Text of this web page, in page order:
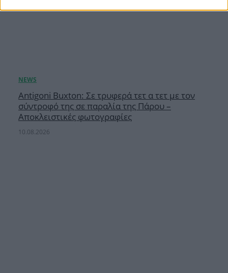
Antigoni Buxton: Σε τρυφερά τετ α τετ με τον
σύντροφό της σε παραλία της Πάρου –
Αποκλειστικές φωτογραφίες
10.08.2026